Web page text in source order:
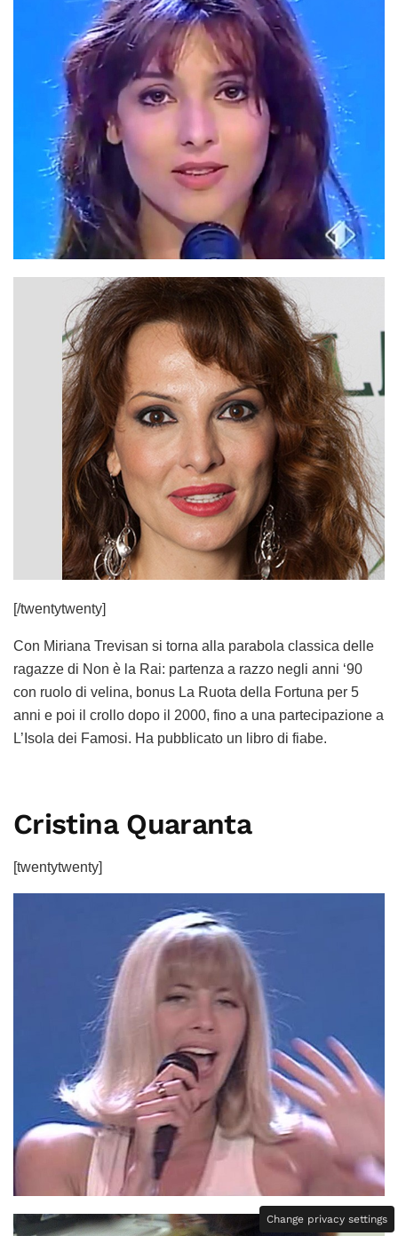
[/twentytwenty]
Con Miriana Trevisan si torna alla parabola classica delle
ragazze di Non è la Rai: partenza a razzo negli anni ‘90
con ruolo di velina, bonus La Ruota della Fortuna per 5
anni e poi il crollo dopo il 2000, fino a una partecipazione a
L’Isola dei Famosi. Ha pubblicato un libro di fiabe.
Cristina Quaranta
[twentytwenty]
Change privacy settings